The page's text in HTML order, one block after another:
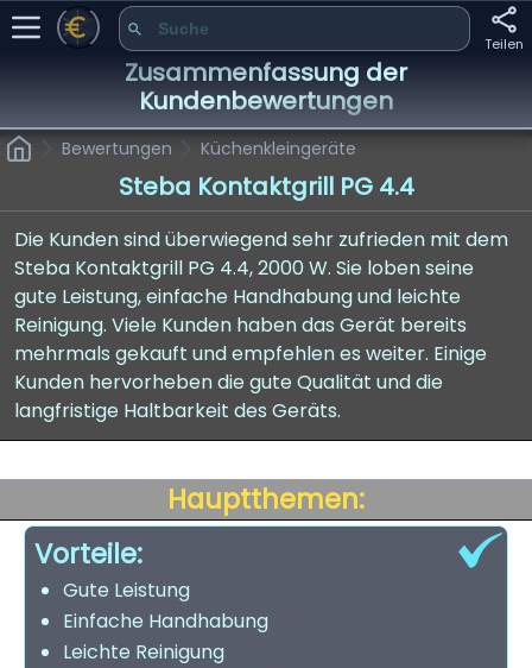
Teilen
Zusammenfassung der
Kundenbewertungen
Bewertungen Küchenkleingeräte
Steba Kontaktgrill PG 4.4
Die Kunden sind überwiegend sehr zufrieden mit dem
Steba Kontaktgrill PG 4.4, 2000 W. Sie loben seine
gute Leistung, einfache Handhabung und leichte
Reinigung. Viele Kunden haben das Gerät bereits
mehrmals gekauft und empfehlen es weiter. Einige
Kunden hervorheben die gute Qualität und die
langfristige Haltbarkeit des Geräts.
Hauptthemen:
Vorteile:
Gute Leistung
Einfache Handhabung
Leichte Reinigung